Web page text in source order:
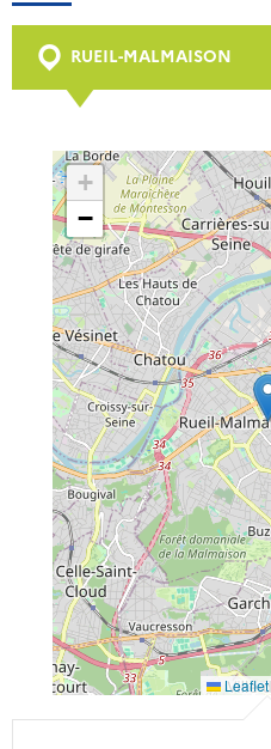
RUEIL-MALMAISON
+
−
Leaflet